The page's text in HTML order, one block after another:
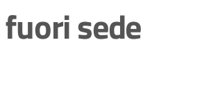
sede